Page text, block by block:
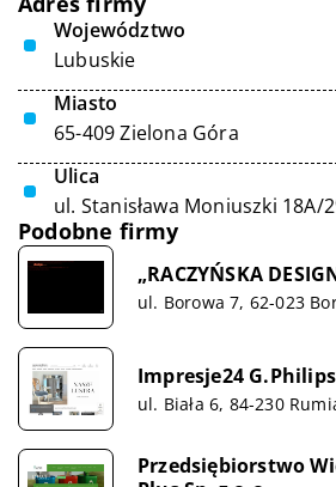
Województwo
Lubuskie
Miasto
65-409 Zielona Góra
Ulica
ul. Stanisława Moniuszki 18A/
Podobne firmy
„RACZYŃSKA
ul. Borowa 7, 62-023
Impresje24
ul. Biała 6, 84-230
Przedsiębiorstwo